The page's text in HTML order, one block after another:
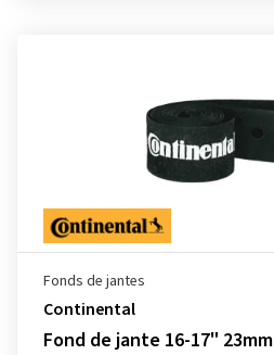
Fonds de jantes
Continental
Fond de jante 16-17" 23mm